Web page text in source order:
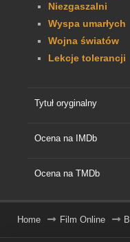
Niezgaszalni
Wyspa umarłych
Wojna światów
Lekcje tolerancji
Tytuł oryginalny
Ocena na IMDb
Ocena na TMDb
Home Film Online